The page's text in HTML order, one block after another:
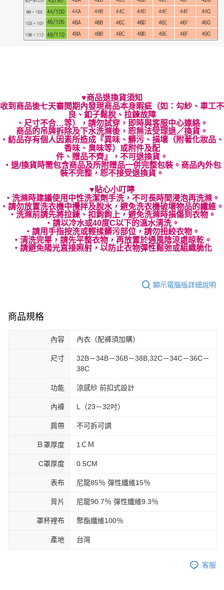
♥商品退換貨須知
收到商品後七天審閱期內發現商品本身暇疵（如：勾紗、車工不
良、釦子鬆脫、拉鍊故障
、尺寸不合…等），請勿試穿，即時與客服中心連絡。
商品的吊牌拆除及下水洗滌後，恕無法受理退／換貨。
‧紡品存有個人因素所造成『異味、髒污、損壞（附著化妝品、
香味、臭味等）或附件及配
件、贈品不齊』，不可退換貨。
‧退/換貨時需包含商品及所附贈品一併完整包裝。商品內外包
裝不完整，恕不接受退換貨。
♥貼心小叮嚀
‧洗滌時建議使用中性洗潔劑手洗，不可長時間浸泡再洗滌。
‧請勿放置洗衣機中攪拌及脫水，避免洗衣機破壞物品的纖維。
‧洗滌前請先將拉鍊、扣鉤鉤上，避免洗滌時損傷到衣物。
‧請以冷水或40度C以下的溫水清洗。
‧請用手指按洗或輕揉髒污部位，請勿扭絞衣物。
‧清洗完畢，請先平整衣物，再放置於通風陰涼處晾乾。
‧請避免陽光直接照射，以防止衣物彈性鬆弛或組織脆化
顯示電腦版詳細說明
商品規格
內容 內衣（配褲須加購）
尺寸
32B－34B－36B－38B,32C－34C－36C－
38C
功能 涼感紗 前扣式設計
內褲 L（23－32吋）
肩帶 不可拆可調
Ｂ罩厚度 1ＣＭ
C罩厚度 0.5CM
表布 尼龍85％ 彈性纖維15％
背片 尼龍90.7％ 彈性纖維9.3％
罩杯裡布 聚酯纖維100％
產地 台灣
客服